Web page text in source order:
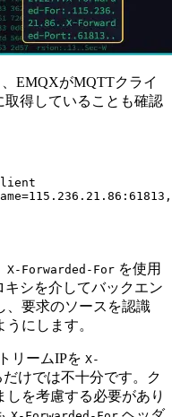
EMQXがMQTTクライ
取得していることも確認
X-Forwarded-For を使用
キシを介してバックエン
、要求のソースを認識
にします。
リームIPを X-
けでは不十分です。ク
を考慮する必要があり